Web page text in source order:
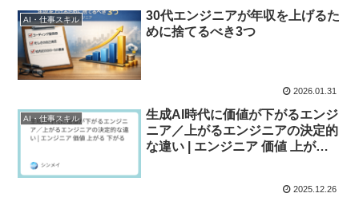
AI・仕事スキル
30代エンジニアが年収を上げるた
めに捨てるべき3つ
2026.01.31
AI・仕事スキル
生成AI時代に価値が下がるエンジ
ニア／上がるエンジニアの決定的
な違い | エンジニア 価値 上がる
2025.12.26